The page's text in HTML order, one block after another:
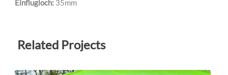
Einflugloch: 35mm
Related Projects